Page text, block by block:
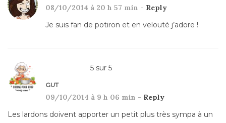
08/10/2014 à 20 h 57 min - Reply
Je suis fan de potiron et en velouté j’adore !
5 sur 5
GUT
09/10/2014 à 9 h 06 min - Reply
Les lardons doivent apporter un petit plus très sympa à un